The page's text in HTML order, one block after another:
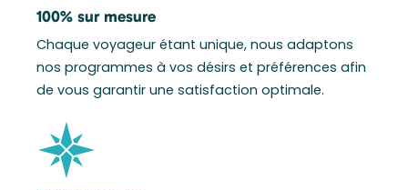
100% sur mesure
Chaque voyageur étant unique, nous adaptons
nos programmes à vos désirs et préférences afin
de vous garantir une satisfaction optimale.